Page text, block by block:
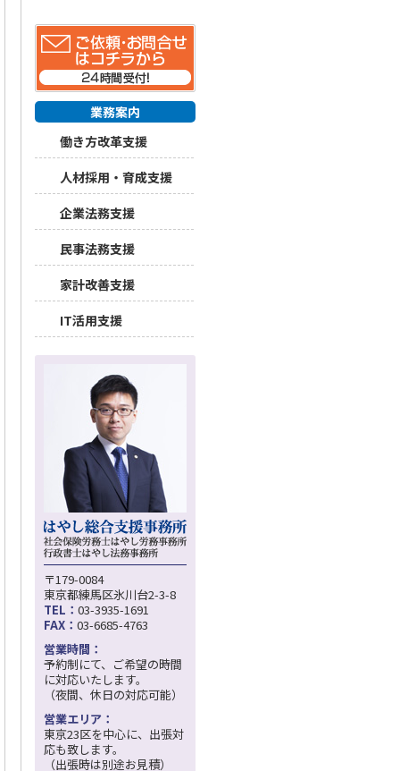
業務案内
働き方改革支援
人材採用・育成支援
企業法務支援
民事法務支援
家計改善支援
IT活用支援
〒179-0084
東京都練馬区氷川台2-3-8
TEL： 03-3935-1691
FAX： 03-6685-4763
営業時間：
予約制にて、ご希望の時間
に対応いたします。
（夜間、休日の対応可能）
営業エリア：
東京23区を中心に、出張対
応も致します。
（出張時は別途お見積）